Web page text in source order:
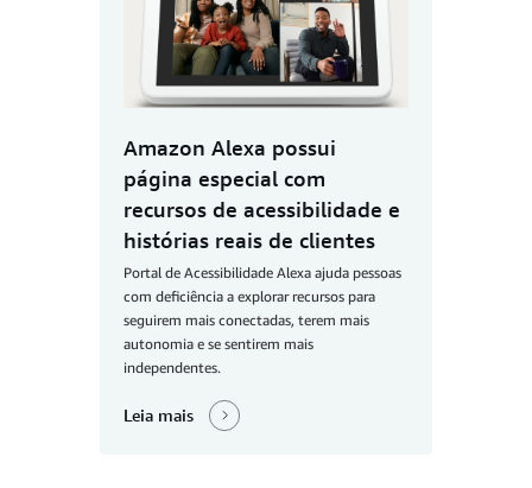
Amazon Alexa possui
página especial com
recursos de acessibilidade e
histórias reais de clientes
Portal de Acessibilidade Alexa ajuda pessoas
com deficiência a explorar recursos para
seguirem mais conectadas, terem mais
autonomia e se sentirem mais
independentes.
Leia mais